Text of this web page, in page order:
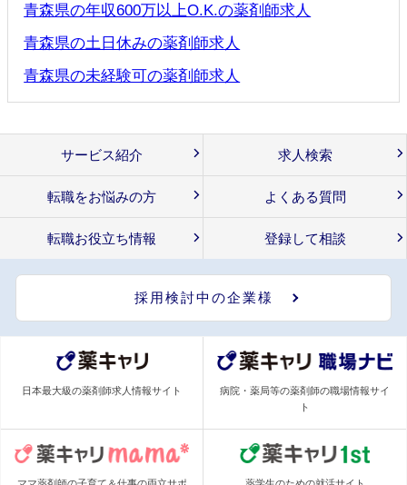
青森県の年収600万以上O.K.の薬剤師求人
青森県の土日休みの薬剤師求人
青森県の未経験可の薬剤師求人
サービス紹介 求人検索
転職をお悩みの方 よくある質問
転職お役立ち情報 登録して相談
採用検討中の企業様
日本最大級の薬剤師求人情報サイト
病院・薬局等の薬剤師の職場情報サイ
ト